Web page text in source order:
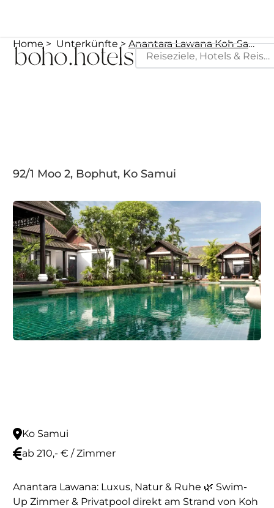
Home Unterkünfte Anantara Lawana Koh Samui Resort Hotel, Chaweng
92/1 Moo 2, Bophut, Ko Samui
Ko Samui
ab 210,- € / Zimmer
Anantara Lawana: Luxus, Natur & Ruhe 🌿 Swim-
Up Zimmer & Privatpool direkt am Strand von Koh